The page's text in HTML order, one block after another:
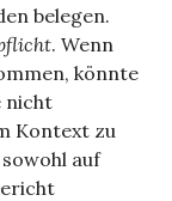
belegen.
. Wenn
könnte
nicht
Kontext zu
auf